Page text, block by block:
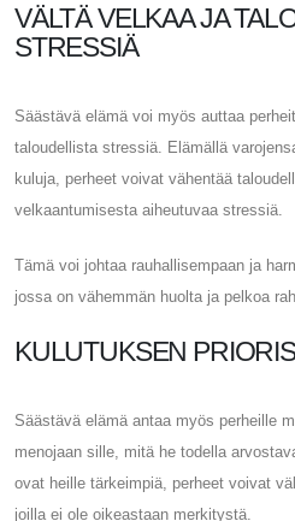
VÄLTÄ VELKAA JA
STRESSIÄ
Säästävä elämä voi myös auttaa
taloudellista stressiä. Elämällä
kuluja, perheet voivat vähentää
velkaantumisesta aiheutuvaa stressiä.
Tämä voi johtaa rauhallisempaan ja
jossa on vähemmän huolta ja pelkoa
KULUTUKSEN
Säästävä elämä antaa myös perheille
menojaan sille, mitä he todella
ovat heille tärkeimpiä, perheet voivat
joilla ei ole oikeastaan ​​merkitystä.